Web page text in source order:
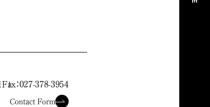
Fax：027-378-3954
Contact Form